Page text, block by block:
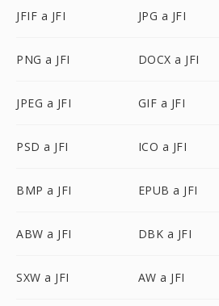
JFIF a JFI JPG a JFI
PNG a JFI DOCX a JFI
JPEG a JFI GIF a JFI
PSD a JFI ICO a JFI
BMP a JFI EPUB a JFI
ABW a JFI DBK a JFI
SXW a JFI AW a JFI